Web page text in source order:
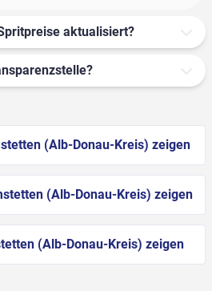
aktualisiert?
(Alb-Donau-Kreis) zeigen
(Alb-Donau-Kreis) zeigen
(Alb-Donau-Kreis) zeigen